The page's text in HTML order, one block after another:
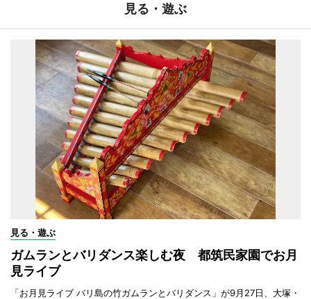
見る・遊ぶ
見る・遊ぶ
ガムランとバリダンス楽しむ夜 都筑民家園でお月
見ライブ
「お月見ライブ バリ島の竹ガムランとバリダンス」が9月27日、大塚・